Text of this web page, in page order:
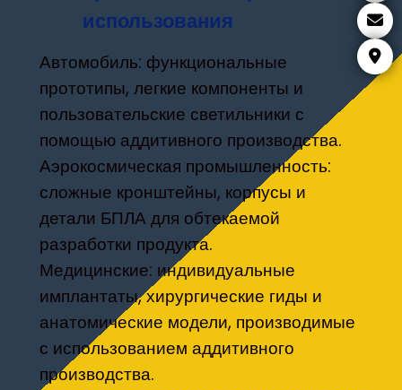
использования
Автомобиль: функциональные
прототипы, легкие компоненты и
пользовательские светильники с
помощью аддитивного производства.
Аэрокосмическая промышленность:
сложные кронштейны, корпусы и
детали БПЛА для обтекаемой
разработки продукта.
Медицинские: индивидуальные
имплантаты, хирургические гиды и
анатомические модели, производимые
с использованием аддитивного
производства.